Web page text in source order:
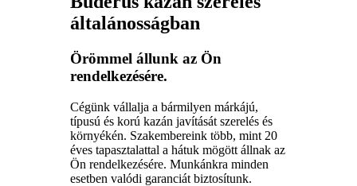
általánosságban
Örömmel állunk az Ön
rendelkezésére.
Cégünk vállalja a bármilyen márkájú,
típusú és korú kazán javítását szerelés és
környékén. Szakembereink több, mint 20
éves tapasztalattal a hátuk mögött állnak az
Ön rendelkezésére. Munkánkra minden
esetben valódi garanciát biztosítunk.